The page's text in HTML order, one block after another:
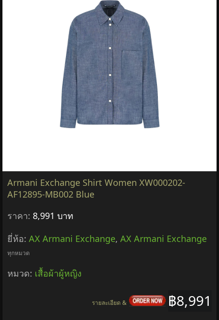
Armani Exchange Shirt Women XW000202-
AF12895-MB002 Blue
ราคา: 8,991 บาท
ยี่ห้อ: AX Armani Exchange, AX Armani Exchange
ทุกหมวด
หมวด: เสื้อผ้าผู้หญิง
฿8,991
รายละเอียด &